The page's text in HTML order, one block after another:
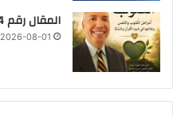
المقال رقم 4 من سلسلة عيادة القلوب
2026-08-01